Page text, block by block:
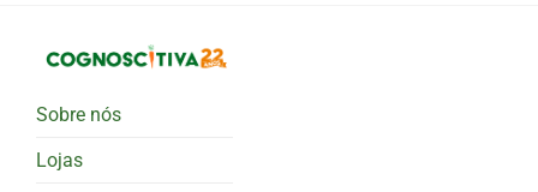
Sobre nós
Lojas